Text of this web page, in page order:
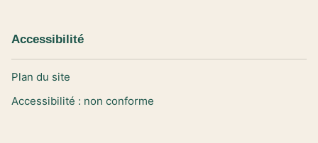
Accessibilité
Plan du site
Accessibilité : non conforme